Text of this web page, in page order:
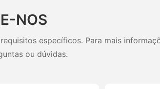
NOS
específicos. Para mais
ou dúvidas.